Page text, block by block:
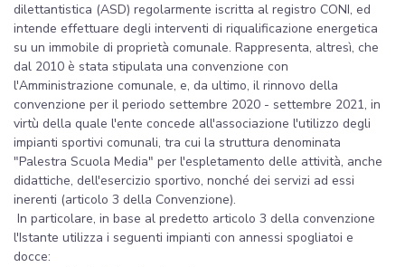
dilettantistica (ASD) regolarmente iscritta al registro CONI, ed
intende effettuare degli interventi di riqualificazione energetica
su un immobile di proprietà comunale. Rappresenta, altresì, che
dal 2010 è stata stipulata una convenzione con
l'Amministrazione comunale, e, da ultimo, il rinnovo della
convenzione per il periodo settembre 2020 - settembre 2021, in
virtù della quale l'ente concede all'associazione l'utilizzo degli
impianti sportivi comunali, tra cui la struttura denominata
"Palestra Scuola Media" per l'espletamento delle attività, anche
didattiche, dell'esercizio sportivo, nonché dei servizi ad essi
inerenti (articolo 3 della Convenzione).
In particolare, in base al predetto articolo 3 della convenzione
l'Istante utilizza i seguenti impianti con annessi spogliatoi e
docce: